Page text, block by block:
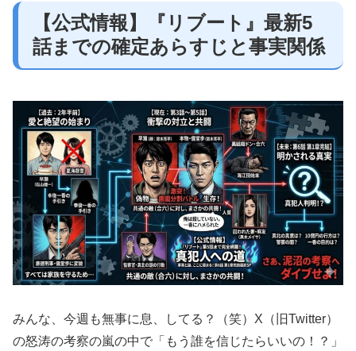
【公式情報】『リブート』最新5
話までの確定あらすじと事実関係
みんな、今週も無事に息、してる？（笑）X（旧Twitter）
の怒涛の考察の嵐の中で「もう誰を信じたらいいの！？」